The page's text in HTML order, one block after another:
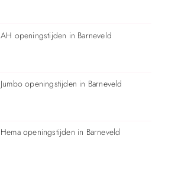
AH openingstijden in Barneveld
Jumbo openingstijden in Barneveld
Hema openingstijden in Barneveld